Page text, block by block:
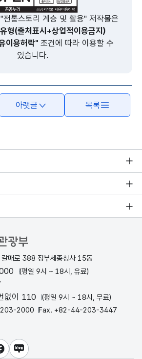
전통스토리 계승 및 활용" 저작물은
형(출처표시+상업적이용금지)
이용허락"조건에 따라 이용할 수
있습니다.
아랫글 목록
매로 388 정부세종청사 15동
(평일 9시 ~ 18시, 유료)
없이 110
(평일 9시 ~ 18시, 무료)
2000 Fax. +82-44-203-3447
페이스북
블로그